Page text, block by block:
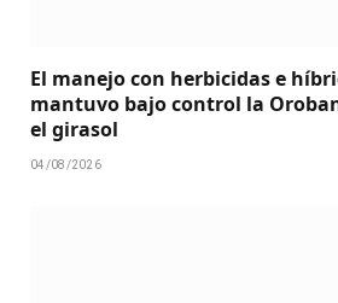
El manejo con herbicidas e
mantuvo bajo control la
el girasol
04/08/2026